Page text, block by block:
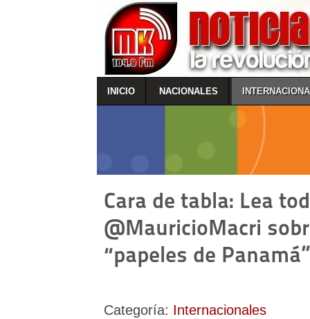
INICIO NACIONALES
Cara de tabla: Lea
@MauricioMacri
“papeles de Panamá”
Categoría: Internacionales